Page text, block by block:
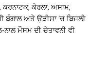
ਕੇਰਲਾ, ਅਸਾਮ,
ਅਤੇ ਉੜੀਸਾ ‘ਚ ਬਿਜਲੀ
ਮੌਸਮ ਦੀ ਚੇਤਾਵਨੀ ਵੀ